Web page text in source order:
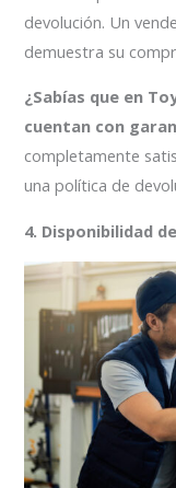
devolución. Un
demuestra su
¿Sabías que en
cuentan con
completamente
una política de
4. Disponibilidad